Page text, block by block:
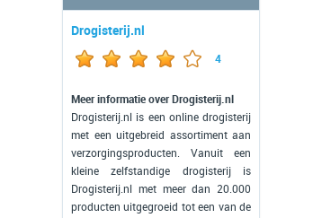
Drogisterij.nl
4
Meer informatie over Drogisterij.nl
Drogisterij.nl is een online drogisterij
met een uitgebreid assortiment aan
verzorgingsproducten. Vanuit een
kleine zelfstandige drogisterij is
Drogisterij.nl met meer dan 20.000
producten uitgegroeid tot een van de